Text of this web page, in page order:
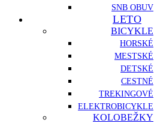
SNB OBUV
LETO
BICYKLE
HORSKÉ
MESTSKÉ
DETSKÉ
CESTNÉ
TREKINGOVÉ
ELEKTROBICYKLE
KOLOBEŽKY